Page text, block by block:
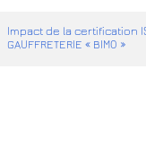
Impact de la certification
GAUFFRETERIE « BIMO »